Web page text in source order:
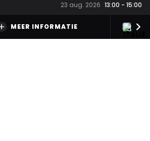
23 aug. 2026 13:00 - 15:00
MEER INFORMATIE